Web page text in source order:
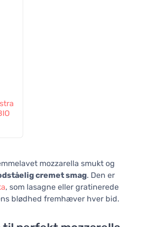
mozzarella smukt og
cremet smag. Den er
, som lasagne eller gratinerede
blødhed fremhæver hver bid.